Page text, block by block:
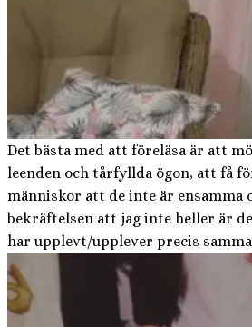
Det bästa med att föreläsa är att
leenden och tårfyllda ögon, att få
människor att de inte är ensamma
bekräftelsen att jag inte heller är
har upplevt/upplever precis